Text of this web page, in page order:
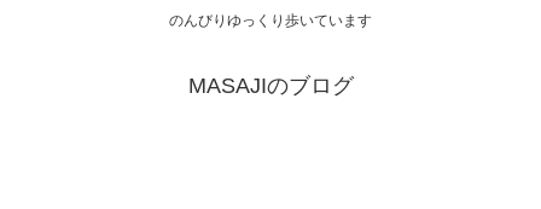
のんびりゆっくり歩いています
MASAJIのブログ